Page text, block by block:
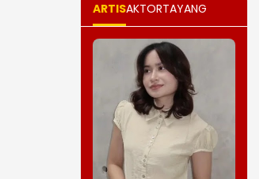
ARTISAKTORTAYANG